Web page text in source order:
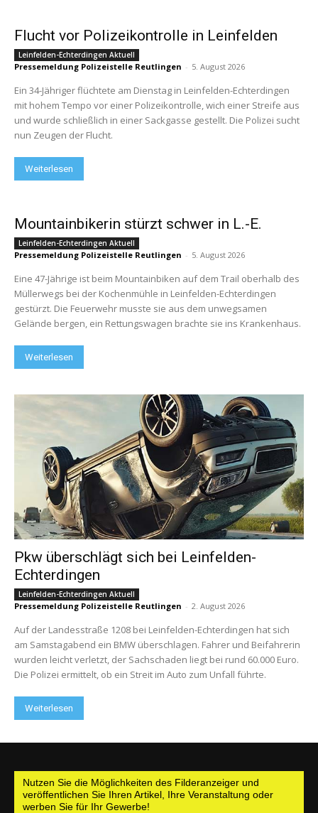
Flucht vor Polizeikontrolle in Leinfelden
Leinfelden-Echterdingen Aktuell
Pressemeldung Polizeistelle Reutlingen - 5. August 2026
Ein 34-Jähriger flüchtete am Dienstag in Leinfelden-Echterdingen
mit hohem Tempo vor einer Polizeikontrolle, wich einer Streife aus
und wurde schließlich in einer Sackgasse gestellt. Die Polizei sucht
nun Zeugen der Flucht.
Weiterlesen
Mountainbikerin stürzt schwer in L.-E.
Leinfelden-Echterdingen Aktuell
Pressemeldung Polizeistelle Reutlingen - 5. August 2026
Eine 47-Jährige ist beim Mountainbiken auf dem Trail oberhalb des
Müllerwegs bei der Kochenmühle in Leinfelden-Echterdingen
gestürzt. Die Feuerwehr musste sie aus dem unwegsamen
Gelände bergen, ein Rettungswagen brachte sie ins Krankenhaus.
Weiterlesen
Pkw überschlägt sich bei Leinfelden-
Echterdingen
Leinfelden-Echterdingen Aktuell
Pressemeldung Polizeistelle Reutlingen - 2. August 2026
Auf der Landesstraße 1208 bei Leinfelden-Echterdingen hat sich
am Samstagabend ein BMW überschlagen. Fahrer und Beifahrerin
wurden leicht verletzt, der Sachschaden liegt bei rund 60.000 Euro.
Die Polizei ermittelt, ob ein Streit im Auto zum Unfall führte.
Weiterlesen
Nutzen Sie die Möglichkeiten des Filderanzeiger und
veröffentlichen Sie Ihren Artikel, Ihre Veranstaltung oder
werben Sie für Ihr Gewerbe!